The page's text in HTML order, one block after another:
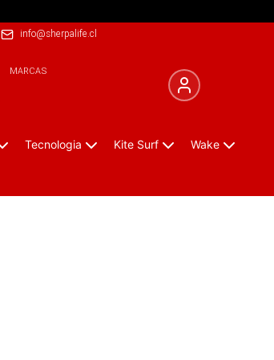
info@sherpalife.cl
MARCAS
Tecnologia Kite Surf Wake